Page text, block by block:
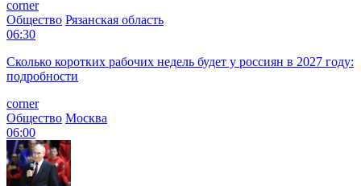
corner
Общество Рязанская область
06:30
Сколько коротких рабочих недель будет у россиян в 2027 году:
подробности
corner
Общество Москва
06:00